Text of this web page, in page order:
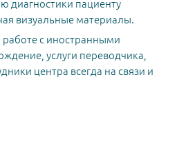
диагностики пациенту
визуальные материалы.
с иностранными
услуги переводчика,
центра всегда на связи и